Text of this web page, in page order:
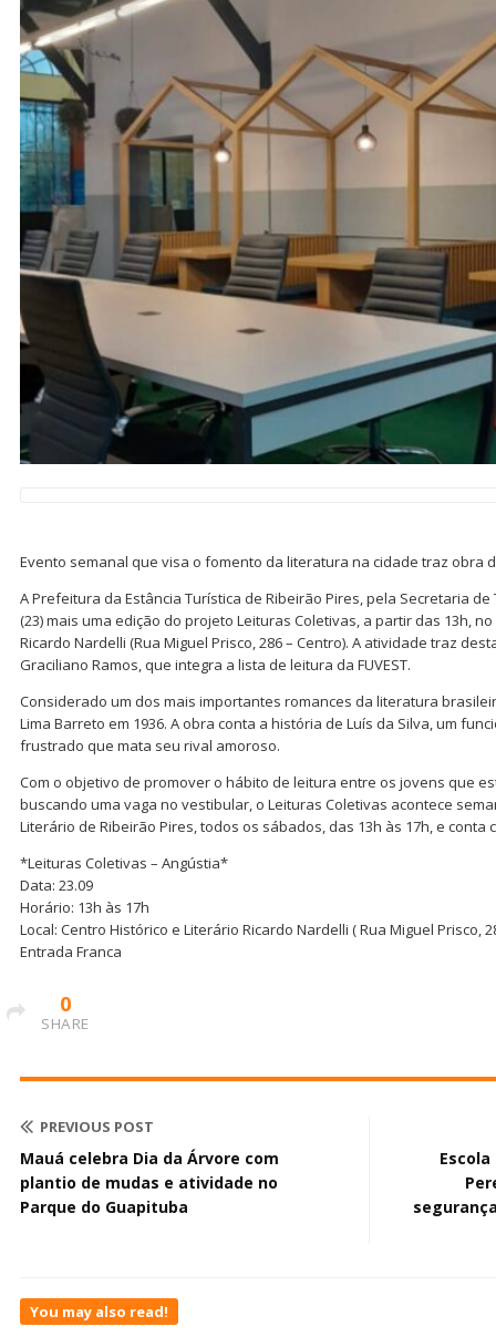
Evento semanal que visa o fomento da literatura na cidade traz obra
A Prefeitura da Estância Turística de Ribeirão Pires, pela Secretaria
(23) mais uma edição do projeto Leituras Coletivas, a partir das 13h,
Ricardo Nardelli (Rua Miguel Prisco, 286 – Centro). A atividade traz
Graciliano Ramos, que integra a lista de leitura da FUVEST.
Considerado um dos mais importantes romances da literatura
Lima Barreto em 1936. A obra conta a história de Luís da Silva, um
frustrado que mata seu rival amoroso.
Com o objetivo de promover o hábito de leitura entre os jovens que
buscando uma vaga no vestibular, o Leituras Coletivas acontece
Literário de Ribeirão Pires, todos os sábados, das 13h às 17h, e conta
*Leituras Coletivas – Angústia*
Data: 23.09
Horário: 13h às 17h
Local: Centro Histórico e Literário Ricardo Nardelli ( Rua Miguel Prisco,
Entrada Franca
0
SHARE
PREVIOUS POST
Mauá celebra Dia da Árvore com
plantio de mudas e atividade no
Parque do Guapituba
You may also read!